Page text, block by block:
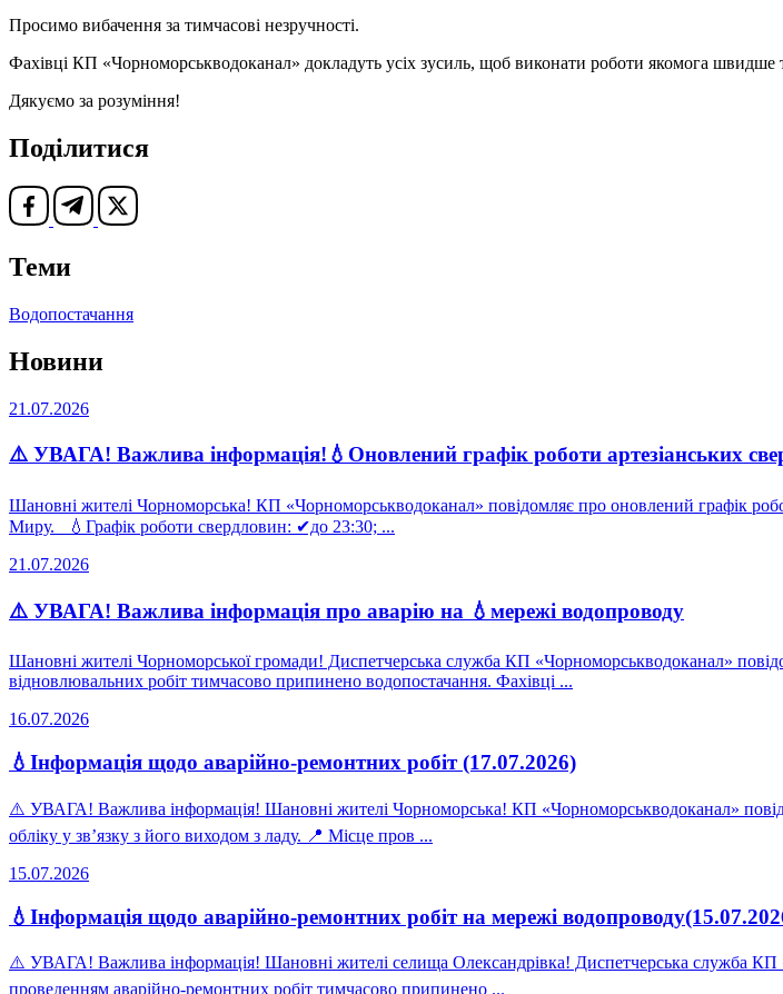
Просимо вибачення за тимчасові незручності.
Фахівці КП «Чорноморськводоканал» докладуть усіх зусиль, щоб виконати роботи якомога швидше
Дякуємо за розуміння!
Поділитися
Теми
Водопостачання
Новини
21.07.2026
⚠️ УВАГА! Важлива інформація!💧Оновлений графік роботи артезіанських
Шановні жителі Чорноморська! КП «Чорноморськводоканал» повідомляє про оновлений графік
Миру. 💧Графік роботи свердловин: ✔до 23:30; ...
21.07.2026
⚠️ УВАГА! Важлива інформація про аварію на 💧мережі водопроводу
Шановні жителі Чорноморської громади! Диспетчерська служба КП «Чорноморськводоканал»
відновлювальних робіт тимчасово припинено водопостачання. Фахівці ...
16.07.2026
💧Інформація щодо аварійно-ремонтних робіт (17.07.2026)
⚠️ УВАГА! Важлива інформація! Шановні жителі Чорноморська! КП «Чорноморськводоканал»
обліку у зв’язку з його виходом з ладу. 📍 Місце пров ...
15.07.2026
💧Інформація щодо аварійно-ремонтних робіт на мережі
⚠️ УВАГА! Важлива інформація! Шановні жителі селища Олександрівка! Диспетчерська служба КП
проведенням аварійно-ремонтних робіт тимчасово припинено ...